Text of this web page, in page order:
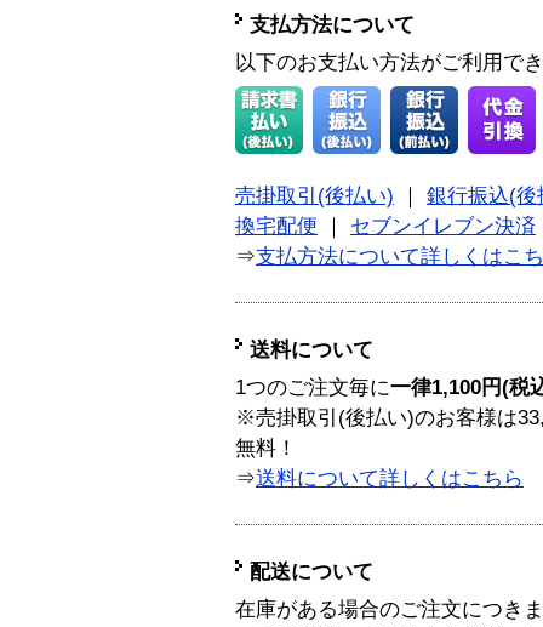
支払方法について
以下のお支払い方法がご利用で
売掛取引(後払い)
銀行振込(後
換宅配便
セブンイレブン決済
⇒支払方法について詳しくはこ
送料について
1つのご注文毎に一律1,100円(税
※売掛取引(後払い)のお客様は
無料！
⇒送料について詳しくはこちら
配送について
在庫がある場合のご注文につき